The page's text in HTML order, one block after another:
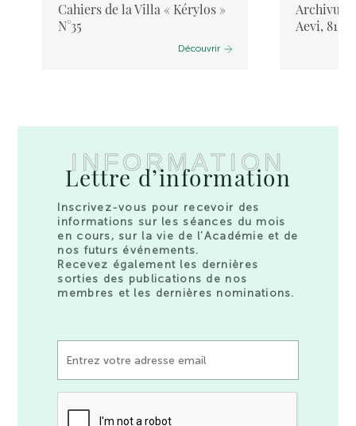
Cahiers de la Villa « Kérylos »
N°35
Découvrir
Aevi, 81,
INFORMATION
Lettre d’information
Inscrivez-vous pour recevoir des
informations sur les séances du mois
en cours, sur la vie de l’Académie et de
nos futurs événements.
Recevez également les dernières
sorties des publications de nos
membres et les dernières nominations.